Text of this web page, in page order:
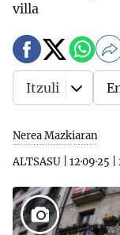
villa
Nerea Mazkiaran
ALTSASU
12·09·25
Itzuli